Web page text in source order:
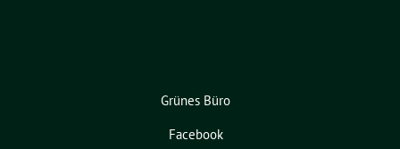
Grünes Büro
Facebook